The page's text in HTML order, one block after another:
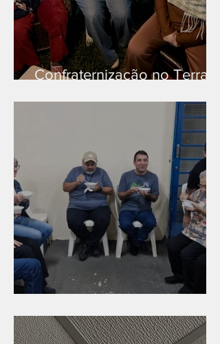
Confraternização no Terra